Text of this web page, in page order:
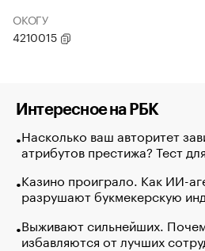
ОКОГУ
4210015
Интересное на РБК
Насколько ваш авторитет
атрибутов престижа? Тест
Казино проиграло. Как ИИ-
разрушают букмекерскую
Выживают сильнейших.
избавляются от лучших